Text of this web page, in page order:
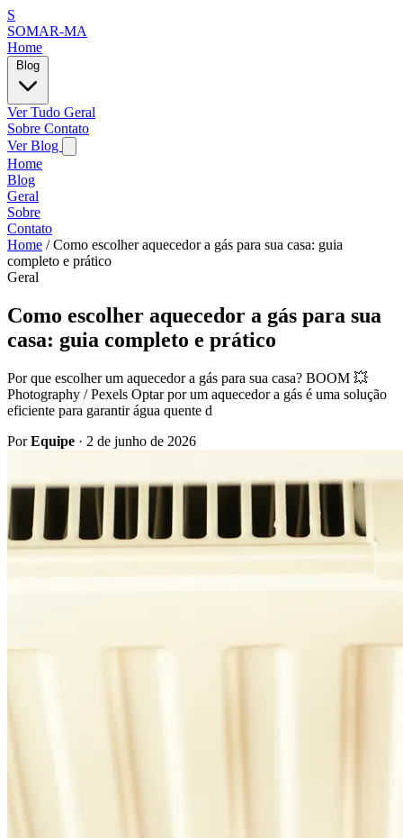
S
SOMAR-MA
Home
Ver Tudo Geral
Sobre Contato
Ver Blog
Home
Blog
Geral
Sobre
Contato
Home / Como escolher aquecedor a gás para sua casa: guia
completo e prático
Geral
Como escolher aquecedor a gás para sua
casa: guia completo e prático
Por que escolher um aquecedor a gás para sua casa? BOOM 💥
Photography / Pexels Optar por um aquecedor a gás é uma solução
eficiente para garantir água quente d
PorEquipe · 2 de junho de 2026